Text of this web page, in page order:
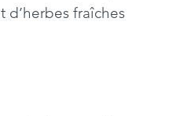
fraîches